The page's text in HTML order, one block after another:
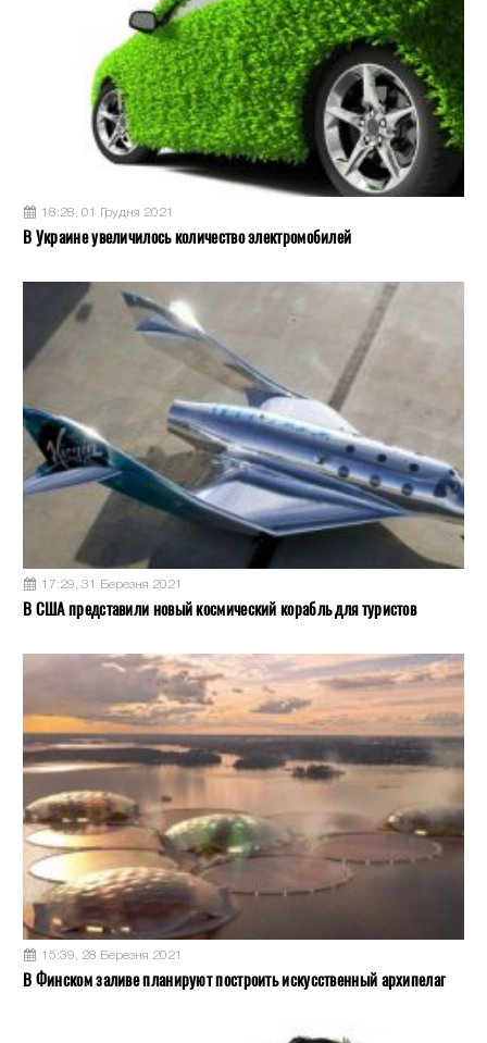
18:28, 01 Грудня 2021
В Украине увеличилось количество электромобилей
17:29, 31 Березня 2021
В США представили новый космический корабль для туристов
15:39, 28 Березня 2021
В Финском заливе планируют построить искусственный архипелаг